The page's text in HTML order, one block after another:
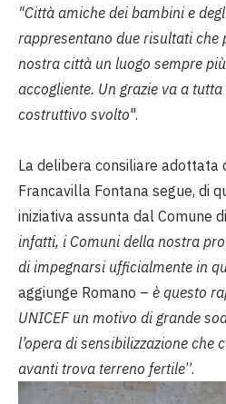
"Città amiche dei bambini e
rappresentano due risultati che
nostra città un luogo sempre
accogliente. Un grazie va a
costruttivo svolto".
La delibera consiliare adottata
Francavilla Fontana segue, di
iniziativa assunta dal Comune
infatti, i Comuni della nostra
di impegnarsi ufficialmente in
aggiunge Romano – è questo
UNICEF un motivo di grande
l’opera di sensibilizzazione che
avanti trova terreno fertile”.